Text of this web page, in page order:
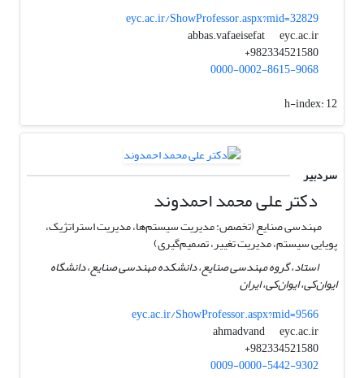
eyc.ac.ir/ShowProfessor.aspx?mid=32829
abbas.vafaeisefat
eyc.ac.ir
982334521580+
0000-0002-8615-9068
h-index:12
سردبیر
دکتر علی محمد احمدوند
مهندسی صنایع (تخصص: مدیریت سیستم‌ها، مدیریت استراتژیک،
پویایی سیستم، مدیریت تغییر، تصمیم‌گیری)
استاد، گروه مهندسی صنایع، دانشکده مهندسی صنایع، دانشگاه
ایوان‌کی، ایوان‌کی، ایران
eyc.ac.ir/ShowProfessor.aspx?mid=9566
ahmadvand
eyc.ac.ir
982334521580+
0009-0000-5442-9302